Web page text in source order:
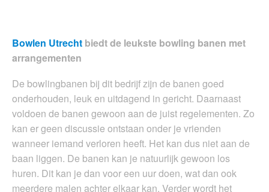
Bowlen Utrecht biedt de leukste bowling banen met
arrangementen
De bowlingbanen bij dit bedrijf zijn de banen goed
onderhouden, leuk en uitdagend in gericht. Daarnaast
voldoen de banen gewoon aan de juist regelementen. Zo
kan er geen discussie ontstaan onder je vrienden
wanneer iemand verloren heeft. Het kan dus niet aan de
baan liggen. De banen kan je natuurlijk gewoon los
huren. Dit kan je dan voor een uur doen, wat dan ook
meerdere malen achter elkaar kan. Verder wordt het